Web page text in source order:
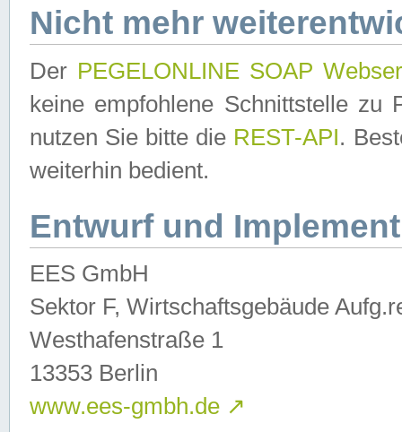
Nicht mehr
Der PEGELONLINE SOAP
keine empfohlene Schnittstelle zu
nutzen Sie bitte die REST-API.
weiterhin bedient.
Entwurf und
EES GmbH
Sektor F, Wirtschaftsgebäude
Westhafenstraße 1
13353 Berlin
www.ees-gmbh.de ↗